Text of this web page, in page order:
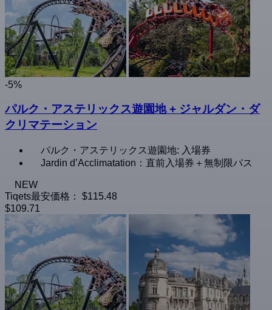
-5%
パルク・アステリックス遊園地 + ジャルダン・ダ
クリマテーション
パルク・アステリックス遊園地: 入場券
Jardin d’Acclimatation：直前入場券＋無制限パス
NEW
Tiqets最安価格：
$115.48
$109.71